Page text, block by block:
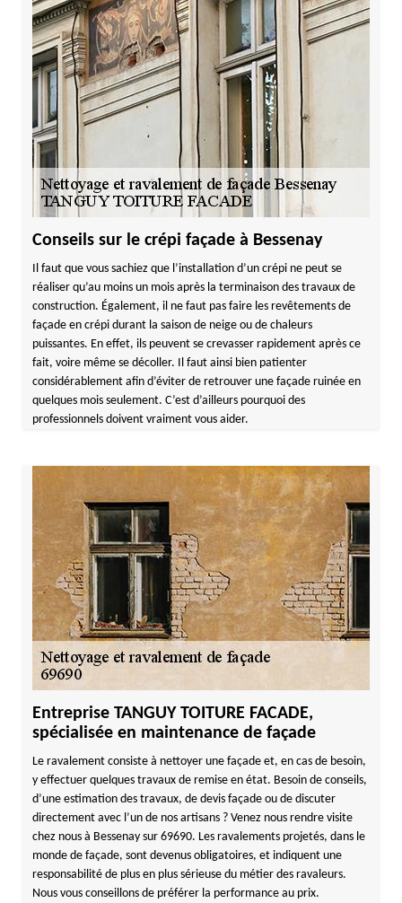
Conseils sur le crépi façade à Bessenay
Il faut que vous sachiez que l’installation d’un crépi ne peut se
réaliser qu’au moins un mois après la terminaison des travaux de
construction. Également, il ne faut pas faire les revêtements de
façade en crépi durant la saison de neige ou de chaleurs
puissantes. En effet, ils peuvent se crevasser rapidement après ce
fait, voire même se décoller. Il faut ainsi bien patienter
considérablement afin d’éviter de retrouver une façade ruinée en
quelques mois seulement. C’est d’ailleurs pourquoi des
professionnels doivent vraiment vous aider.
Entreprise TANGUY TOITURE FACADE,
spécialisée en maintenance de façade
Le ravalement consiste à nettoyer une façade et, en cas de besoin,
y effectuer quelques travaux de remise en état. Besoin de conseils,
d’une estimation des travaux, de devis façade ou de discuter
directement avec l’un de nos artisans ? Venez nous rendre visite
chez nous à Bessenay sur 69690. Les ravalements projetés, dans le
monde de façade, sont devenus obligatoires, et indiquent une
responsabilité de plus en plus sérieuse du métier des ravaleurs.
Nous vous conseillons de préférer la performance au prix.